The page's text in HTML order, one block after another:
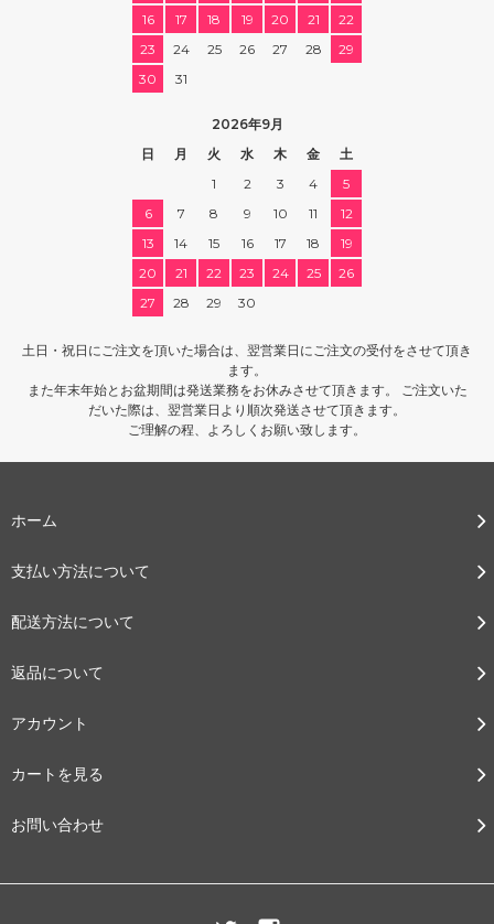
16
17 18 19 20 21
22
23
24 25 26 27 28
29
30
31
2026年9月
日
月 火 水 木 金
土
1
2 3 4
5
6
7 8 9 10 11
12
13
14 15 16 17 18
19
20
21 22 23 24 25
26
27
28 29 30
土日・祝日にご注文を頂いた場合は、翌営業日にご注文の受付をさせて頂き
ます。
また年末年始とお盆期間は発送業務をお休みさせて頂きます。 ご注文いた
だいた際は、翌営業日より順次発送させて頂きます。
ご理解の程、よろしくお願い致します。
ホーム
支払い方法について
配送方法について
返品について
アカウント
カートを見る
お問い合わせ